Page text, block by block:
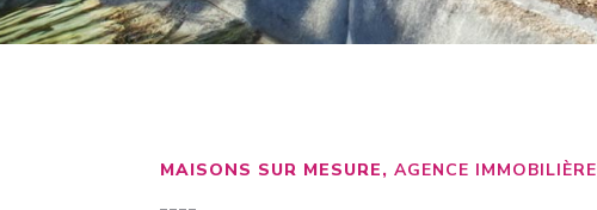
MAISONS SUR MESURE,AGENCE IMMOBILIÈRE